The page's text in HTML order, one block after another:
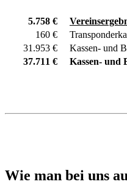
5.758 €
160 €
31.953 €
Kassen- und
37.711 €
Kassen- und
Wie man bei uns